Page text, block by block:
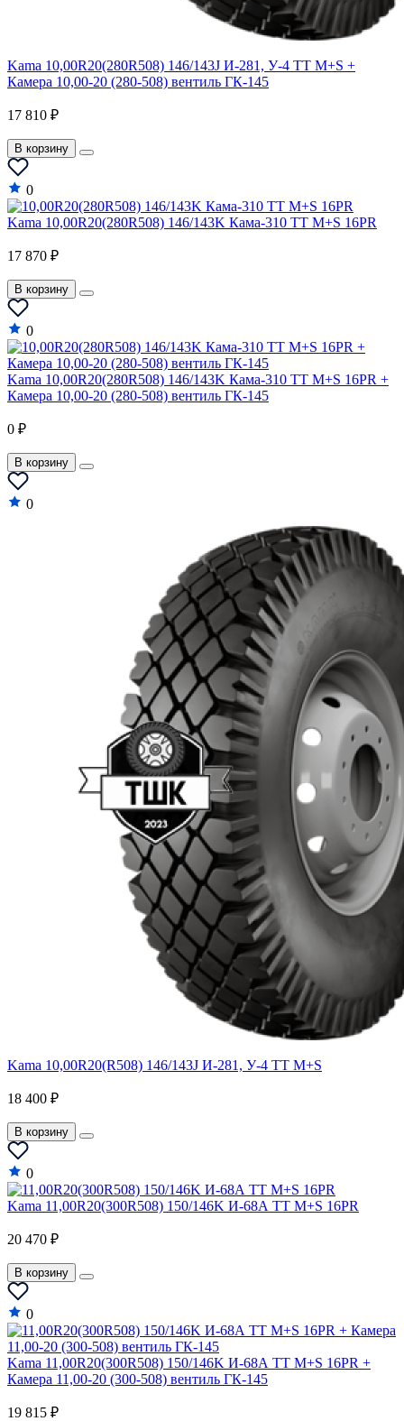
Kama 10,00R20(280R508) 146/143J И-281, У-4 TT M+S +
Камера 10,00-20 (280-508) вентиль ГК-145
17 810 ₽
В корзину
0
Kama 10,00R20(280R508) 146/143K Кама-310 TT M+S 16PR
17 870 ₽
В корзину
0
Kama 10,00R20(280R508) 146/143K Кама-310 TT M+S 16PR +
Камера 10,00-20 (280-508) вентиль ГК-145
0 ₽
В корзину
0
Kama 10,00R20(R508) 146/143J И-281, У-4 TT M+S
18 400 ₽
В корзину
0
Kama 11,00R20(300R508) 150/146K И-68А TT M+S 16PR
20 470 ₽
В корзину
0
Kama 11,00R20(300R508) 150/146K И-68А TT M+S 16PR +
Камера 11,00-20 (300-508) вентиль ГК-145
19 815 ₽